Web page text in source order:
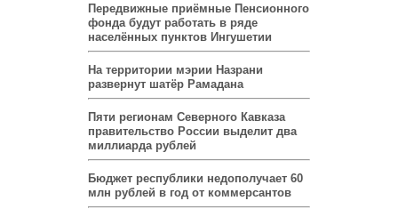
Передвижные приёмные Пенсионного
фонда будут работать в ряде
населённых пунктов Ингушетии
На территории мэрии Назрани
развернут шатёр Рамадана
Пяти регионам Северного Кавказа
правительство России выделит два
миллиарда рублей
Бюджет республики недополучает 60
млн рублей в год от коммерсантов